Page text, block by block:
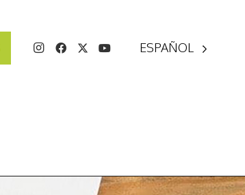
ESPAÑOL